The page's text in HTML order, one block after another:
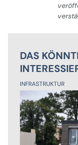
DAS
INFRASTRUKTUR